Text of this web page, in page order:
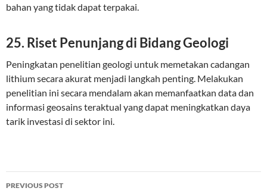
bahan yang tidak dapat terpakai.
25. Riset Penunjang di Bidang Geologi
Peningkatan penelitian geologi untuk memetakan cadangan
lithium secara akurat menjadi langkah penting. Melakukan
penelitian ini secara mendalam akan memanfaatkan data dan
informasi geosains teraktual yang dapat meningkatkan daya
tarik investasi di sektor ini.
Post
PREVIOUS POST